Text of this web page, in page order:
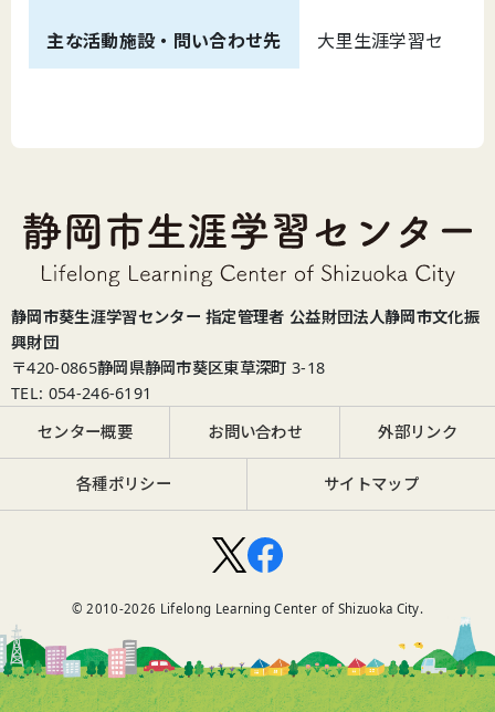
主な活動施設・問い合わせ先 大里生涯学習センタ
静岡市葵生涯学習センター 指定管理者 公益財団法人静岡市文化振
興財団
〒420-0865静岡県静岡市葵区東草深町 3-18
TEL: 054-246-6191
センター概要
お問い合わせ 外部リンク
各種ポリシー サイトマップ
© 2010-2026 Lifelong Learning Center of Shizuoka City.